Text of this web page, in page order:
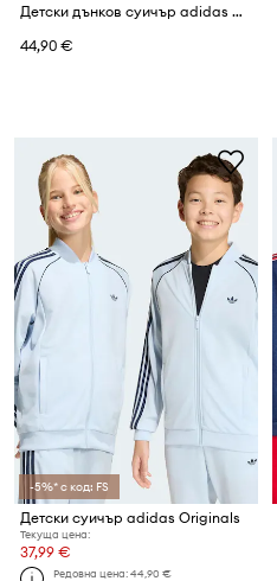
Детски дънков суичър adidas Originals
44,90 €
-5%* с код: FS
Детски суичър adidas Originals
Текуща цена:
37,99 €
Редовна цена:44,90 €